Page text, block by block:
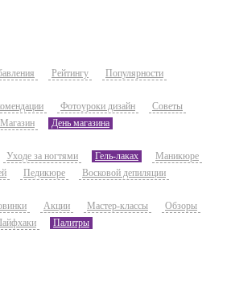
Рейтингу Популярности
Фотоуроки дизайн
Советы
Магазин День магазина
Уходе за ногтями Гель-лаках
Маникюре
Педикюре Восковой депиляции
Акции Мастер-классы
Обзоры
Палитры